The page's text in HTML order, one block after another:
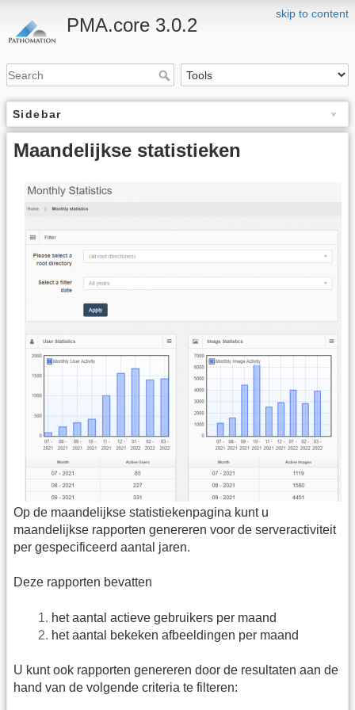
skip to content
PMA.core 3.0.2
Sidebar
Maandelijkse statistieken
Op de maandelijkse statistiekenpagina kunt u
maandelijkse rapporten genereren voor de serveractiviteit
per gespecificeerd aantal jaren.
Deze rapporten bevatten
het aantal actieve gebruikers per maand
het aantal bekeken afbeeldingen per maand
U kunt ook rapporten genereren door de resultaten aan de
hand van de volgende criteria te filteren: